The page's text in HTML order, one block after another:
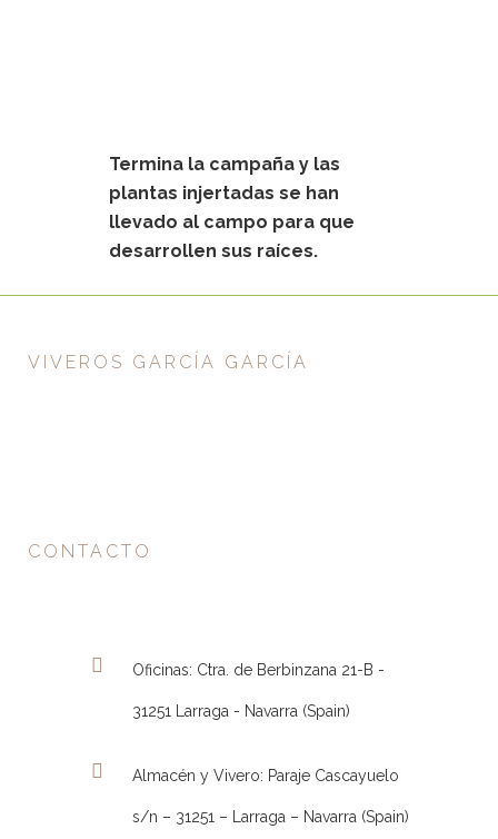
Termina la campaña y las
plantas injertadas se han
llevado al campo para que
desarrollen sus raíces.
VIVEROS GARCÍA GARCÍA
CONTACTO
Oficinas: Ctra. de Berbinzana 21-B -
31251 Larraga - Navarra (Spain)
Almacén y Vivero: Paraje Cascayuelo
s/n – 31251 – Larraga – Navarra (Spain)